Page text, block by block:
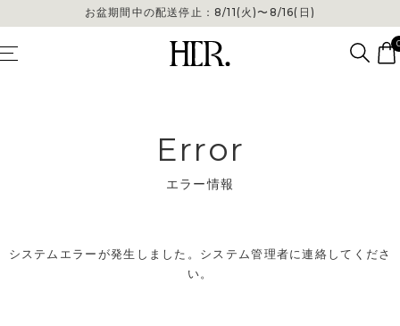
お盆期間中の配送停止：8/11(火)〜8/16(日)
Error
エラー情報
システムエラーが発生しました。システム管理者に連絡してくださ
い。